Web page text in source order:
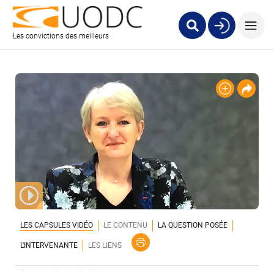
Les convictions des meilleurs
LES CAPSULES VIDÉO LE CONTENU LA QUESTION POSÉE
L'INTERVENANTE LES LIENS